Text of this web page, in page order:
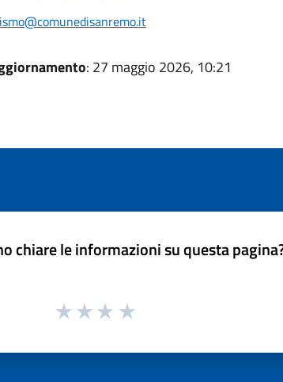
: 27 maggio 2026, 10:21
chiare le informazioni su questa